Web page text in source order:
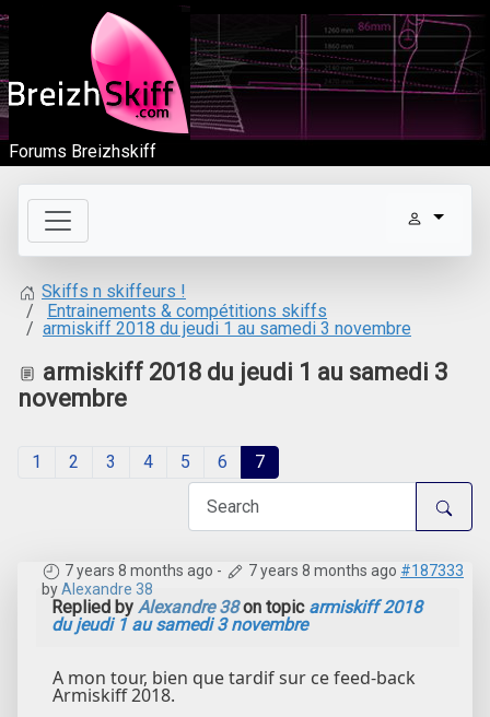
Forums Breizhskiff
Skiffs n skiffeurs !
Entrainements & compétitions skiffs
armiskiff 2018 du jeudi 1 au samedi 3 novembre
armiskiff 2018 du jeudi 1 au samedi 3
novembre
1 2 3 4 5 6 7
7 years 8 months ago - 7 years 8 months ago #187333
byAlexandre 38
Replied by Alexandre 38on topic armiskiff 2018
du jeudi 1 au samedi 3 novembre
A mon tour, bien que tardif sur ce feed-back
Armiskiff 2018.